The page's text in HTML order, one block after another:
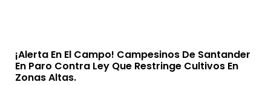
¡Alerta En El Campo! Campesinos De Santander
En Paro Contra Ley Que Restringe Cultivos En
Zonas Altas.